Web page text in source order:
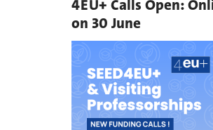
4EU+ Calls Open:
on 30 June